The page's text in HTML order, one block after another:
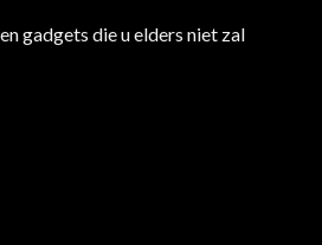
gadgets die u elders niet zal